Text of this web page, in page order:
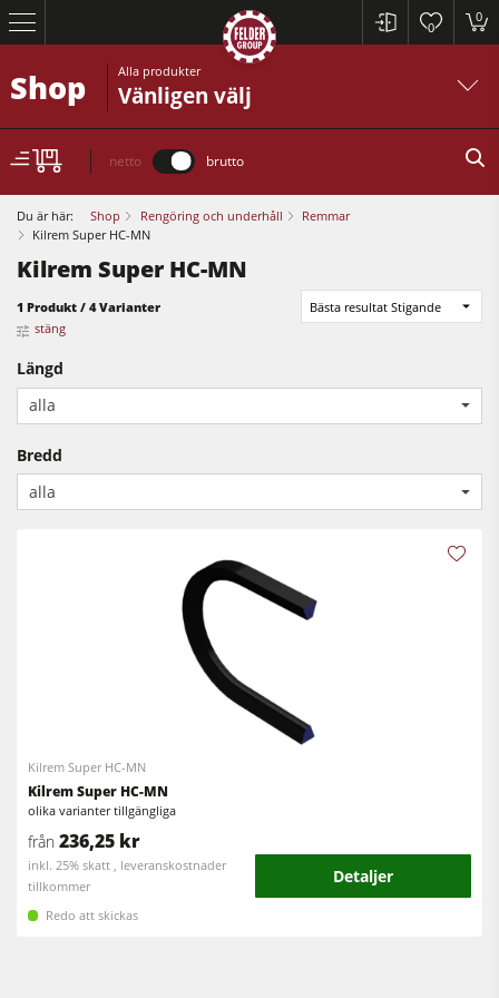
0
0
Cirkelsågar och justersågar
Bredbandslipmaskiner
Bredband- & kantslipmaskin
Borst- och borstslipmaskiner
Vägg- och ­plattuppdelningssåg
Brikettpress
Värmepressar & vakuumpressar
Spånsugar
Cirkelsågar och justersågar
Rikt- och planhyvlar
Bordsfräsar
Cirkelsåg/Fräs
Kantlistmaskiner
Matarverk
Shop Alla produkter
Vänligen välj
netto brutto
Du är här: Shop Rengöring och underhåll
Remmar
Kilrem Super HC-MN
Kilrem Super HC-MN
1 Produkt / 4 Varianter
Bästa resultat Stigande
stäng
Längd
alla
Bredd
alla
Kilrem Super HC-MN
Kilrem Super HC-MN
olika varianter tillgängliga
från 236,25 kr
inkl. 25% skatt , leveranskostnader
tillkommer
Detaljer
Redo att skickas